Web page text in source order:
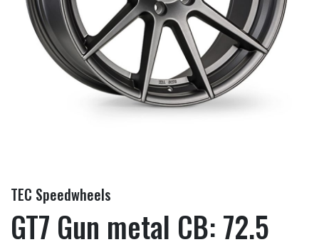
TEC Speedwheels
GT7 Gun metal CB: 72.5